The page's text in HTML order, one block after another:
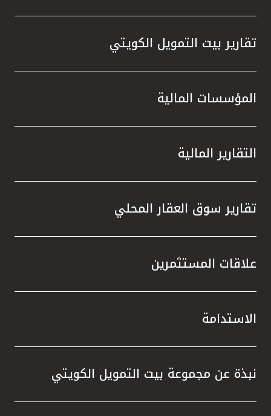
تقارير بيت التمويل الكويتي
المؤسسات المالية
التقارير المالية
تقارير سوق العقار المحلي
علاقات المستثمرين
الاستدامة
نبذة عن مجموعة بيت التمويل الكويتي